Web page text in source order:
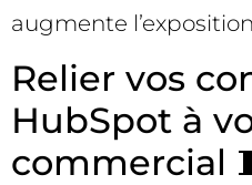
augmente
Relier vos
HubSpot à
commercial